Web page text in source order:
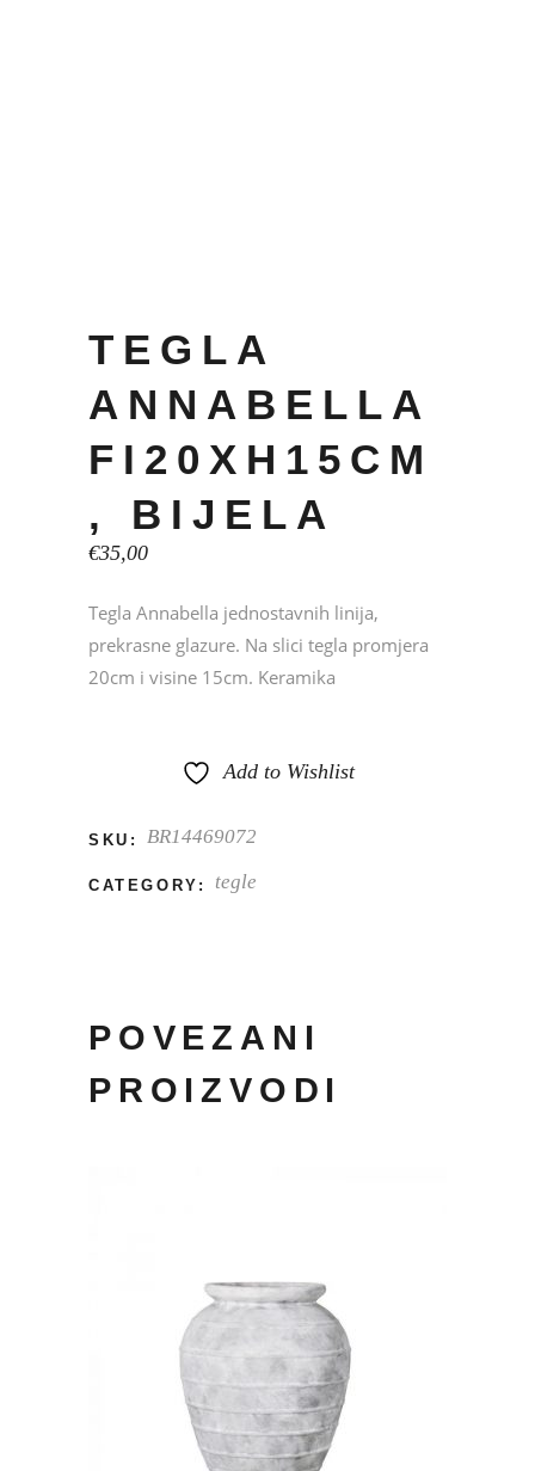
TEGLA
ANNABELLA
FI20XH15CM
, BIJELA
€35,00
Tegla Annabella jednostavnih linija,
prekrasne glazure. Na slici tegla promjera
20cm i visine 15cm. Keramika
Add to Wishlist
SKU: BR14469072
CATEGORY: tegle
POVEZANI
PROIZVODI